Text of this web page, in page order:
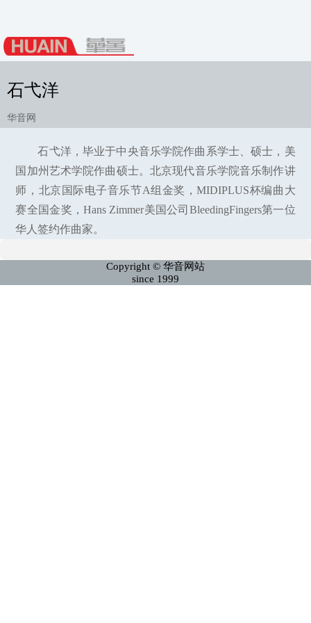
石弋洋
华音网
石弋洋，毕业于中央音乐学院作曲系学士、硕士，美
国加州艺术学院作曲硕士。北京现代音乐学院音乐制作讲
师，北京国际电子音乐节A组金奖，MIDIPLUS杯编曲大
赛全国金奖，Hans Zimmer美国公司BleedingFingers第一位
华人签约作曲家。
Copyright © 华音网站
since 1999